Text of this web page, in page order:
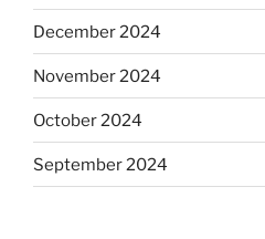
December 2024
November 2024
October 2024
September 2024